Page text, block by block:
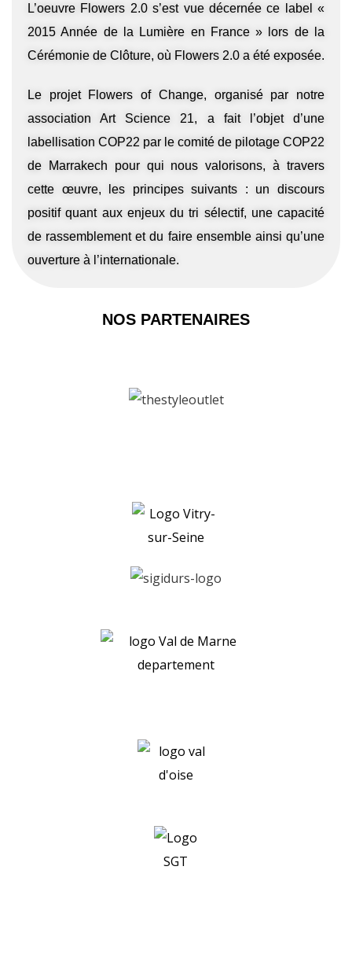
L’oeuvre Flowers 2.0 s’est vue décernée ce label «
2015 Année de la Lumière en France » lors de la
Cérémonie de Clôture, où Flowers 2.0 a été exposée.
Le projet Flowers of Change, organisé par notre
association Art Science 21, a fait l’objet d’une
labellisation COP22 par le comité de pilotage COP22
de Marrakech pour qui nous valorisons, à travers
cette œuvre, les principes suivants : un discours
positif quant aux enjeux du tri sélectif, une capacité
de rassemblement et du faire ensemble ainsi qu’une
ouverture à l’internationale.
NOS PARTENAIRES